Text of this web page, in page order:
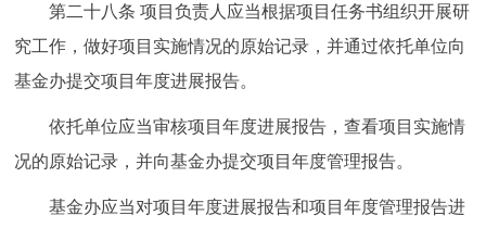
第二十八条 项目负责人应当根据项目任务书组织开展研
究工作，做好项目实施情况的原始记录，并通过依托单位向
基金办提交项目年度进展报告。
依托单位应当审核项目年度进展报告，查看项目实施情
况的原始记录，并向基金办提交项目年度管理报告。
基金办应当对项目年度进展报告和项目年度管理报告进